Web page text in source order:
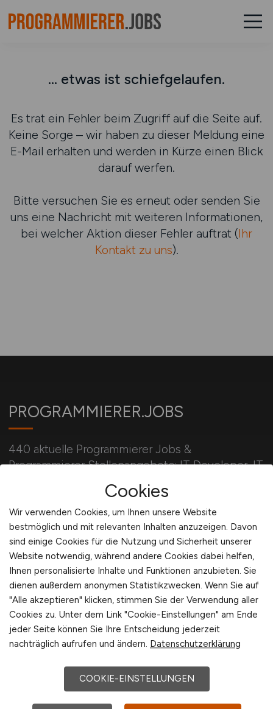
... etwas ist schiefgelaufen.
Es trat ein Fehler beim Zugriff auf die Seite auf.
Keine Sorge – wir haben zu dieser Meldung eine
E-Mail erhalten und werden in Kürze einen Blick
darauf werfen.
Bitte versuchen Sie es erneut oder senden Sie
uns eine Nachricht mit weiteren Informationen,
bei welcher Aktion dieser Fehler auftrat (Ihr
Kontakt zu uns).
PROGRAMMIERER.JOBS
440 aktuelle Programmierer Jobs &
Programmierer Stellenangebote: IT Developer, IT
Entwickler, IT Engineer, Developer, C/C++, C#,
Software Entwickler
Für Arbeitgeber
Stellenanzeigen schalten
Mediadaten & Konditionen
Arbeitgeber Seite
Arbeitgeber Kontakt
Karrierenetzwerk
Cookies
Wir verwenden Cookies, um Ihnen unsere Website
bestmöglich und mit relevanten Inhalten anzuzeigen. Davon
sind einige Cookies für die Nutzung und Sicherheit unserer
Website notwendig, während andere Cookies dabei helfen,
Ihnen personalisierte Inhalte und Funktionen anzubieten. Sie
dienen außerdem anonymen Statistikzwecken. Wenn Sie auf
"Alle akzeptieren" klicken, stimmen Sie der Verwendung aller
Cookies zu. Unter dem Link "Cookie-Einstellungen" am Ende
jeder Seite können Sie Ihre Entscheidung jederzeit
nachträglich aufrufen und ändern. Datenschutzerklärung
COOKIE-EINSTELLUNGEN